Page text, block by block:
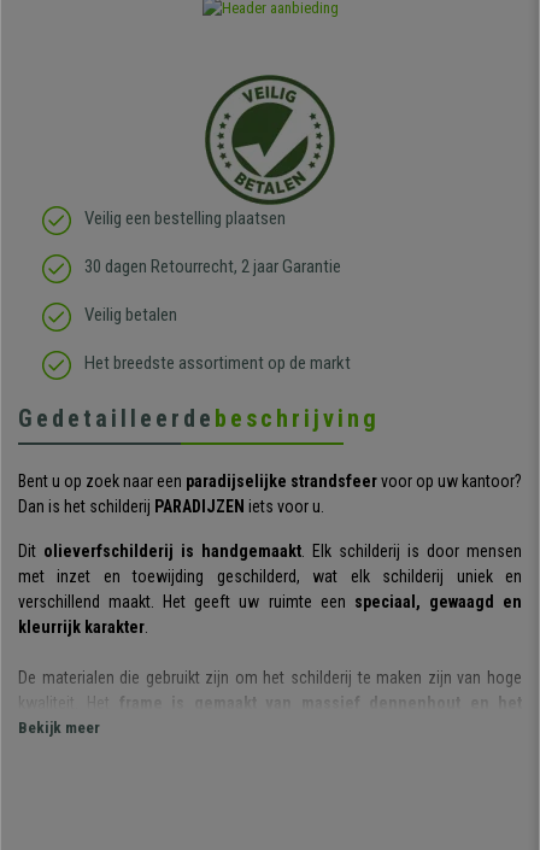
Veilig een bestelling plaatsen
30 dagen Retourrecht, 2 jaar Garantie
Veilig betalen
Het breedste assortiment op de markt
Gedetailleerde beschrijving
Bent u op zoek naar een paradijselijke strandsfeervoor op uw kantoor?
Dan is het schilderij PARADIJZEN iets voor u.
Dit olieverfschilderij is handgemaakt. Elk schilderij is door mensen
met inzet en toewijding geschilderd, wat elk schilderij uniek en
verschillend maakt. Het geeft uw ruimte een speciaal, gewaagd en
kleurrijk karakter.
De materialen die gebruikt zijn om het schilderij te maken zijn van hoge
kwaliteit. Het
frame is gemaakt van massief dennenhout en het
canvas bestaat uit linnen en katoen
Bekijk meer